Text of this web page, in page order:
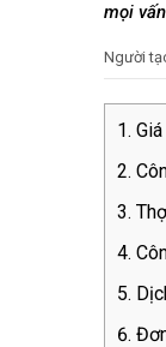
mọi
Người